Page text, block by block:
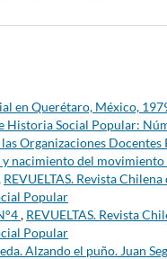
en Querétaro, México,
Historia Social Popular:
Organizaciones Docentes
y nacimiento del
REVUELTAS. Revista
Popular
, REVUELTAS. Revista
Popular
Alzando el puño. Juan